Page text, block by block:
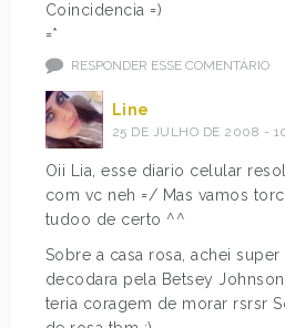
Coincidencia =)
=*
RESPONDER ESSE COMENTÁRIO
Line
25 DE JULHO DE 2008 -
Oii Lia, esse diario celular
com vc neh =/ Mas vamos
tudoo de certo ^^
Sobre a casa rosa, achei super
decodara pela Betsey
teria coragem de morar rsrsr